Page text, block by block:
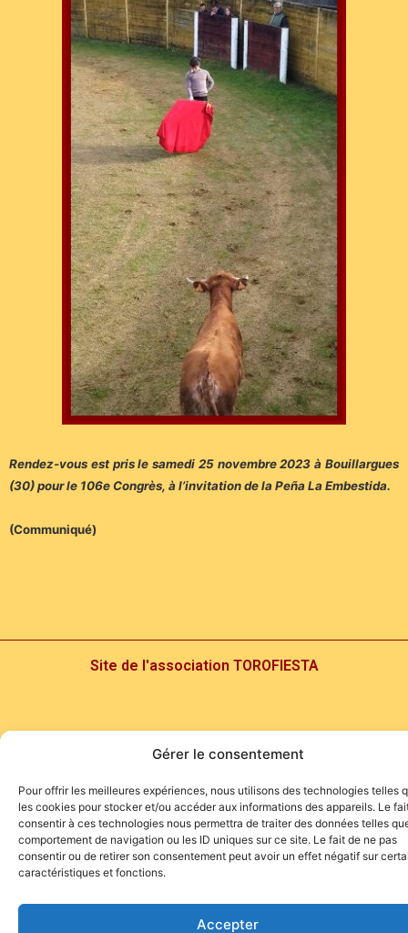
Gérer le consentement
Pour offrir les meilleures expériences, nous utilisons des technologies telles
les cookies pour stocker et/ou accéder aux informations des appareils. Le
consentir à ces technologies nous permettra de traiter des données telles
comportement de navigation ou les ID uniques sur ce site. Le fait de ne pas
consentir ou de retirer son consentement peut avoir un effet négatif sur
caractéristiques et fonctions.
Accepter
Rendez-vous est pris le samedi 25 novembre 2023 à Bouillargues
(30) pour le 106e Congrès, à l’invitation de la Peña La Embestida.
(Communiqué)
Site de l'association TOROFIESTA